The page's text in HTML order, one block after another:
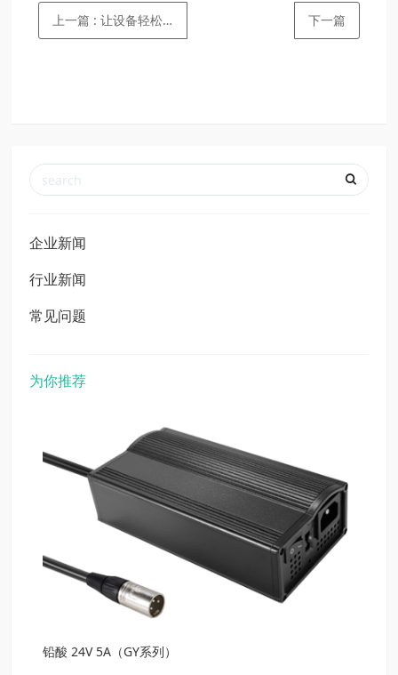
上一篇 : 让设备轻松升级的独立式USB Type-C 输电控制… 下一篇
企业新闻
行业新闻
常见问题
为你推荐
铅酸 24V 5A（GY系列）